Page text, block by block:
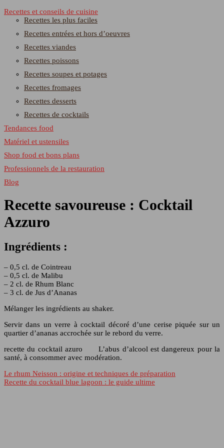
Recettes et conseils de cuisine
Recettes les plus faciles
Recettes entrées et hors d’oeuvres
Recettes viandes
Recettes poissons
Recettes soupes et potages
Recettes fromages
Recettes desserts
Recettes de cocktails
Tendances food
Matériel et ustensiles
Shop food et bons plans
Professionnels de la restauration
Blog
Recette savoureuse : Cocktail
Azzuro
Ingrédients :
– 0,5 cl. de Cointreau
– 0,5 cl. de Malibu
– 2 cl. de Rhum Blanc
– 3 cl. de Jus d’Ananas
Mélanger les ingrédients au shaker.
Servir dans un verre à cocktail décoré d’une cerise piquée sur un
quartier d’ananas accrochée sur le rebord du verre.
recette du cocktail azuro L’abus d’alcool est dangereux pour la
santé, à consommer avec modération.
Le rhum Neisson : origine et techniques de préparation
Recette du cocktail blue lagoon : le guide ultime